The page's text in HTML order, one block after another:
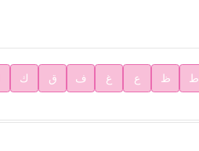
ط ظ ع غ ف ق ك